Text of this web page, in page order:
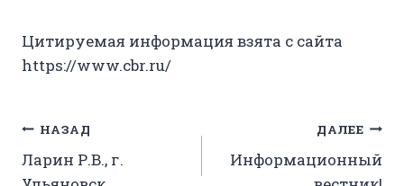
Цитируемая информация взята с сайта
https://www.cbr.ru/
Навигация
по
НАЗАД
Ларин Р.В., г.
ДАЛЕЕ
Информационный